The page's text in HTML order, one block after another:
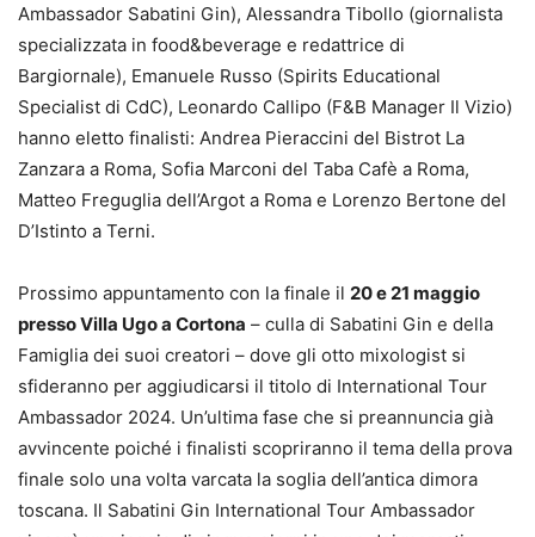
Ambassador Sabatini Gin), Alessandra Tibollo (giornalista
specializzata in food&beverage e redattrice di
Bargiornale), Emanuele Russo (Spirits Educational
Specialist di CdC), Leonardo Callipo (F&B Manager Il Vizio)
hanno eletto finalisti: Andrea Pieraccini del Bistrot La
Zanzara a Roma, Sofia Marconi del Taba Cafè a Roma,
Matteo Freguglia dell’Argot a Roma e Lorenzo Bertone del
D’Istinto a Terni.
Prossimo appuntamento con la finale il 20 e 21 maggio
presso Villa Ugo a Cortona – culla di Sabatini Gin e della
Famiglia dei suoi creatori – dove gli otto mixologist si
sfideranno per aggiudicarsi il titolo di International Tour
Ambassador 2024. Un’ultima fase che si preannuncia già
avvincente poiché i finalisti scopriranno il tema della prova
finale solo una volta varcata la soglia dell’antica dimora
toscana. Il Sabatini Gin International Tour Ambassador